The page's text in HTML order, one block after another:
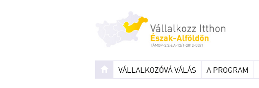
VÁLLALKOZÓVÁ VÁLÁS A PROGRAM